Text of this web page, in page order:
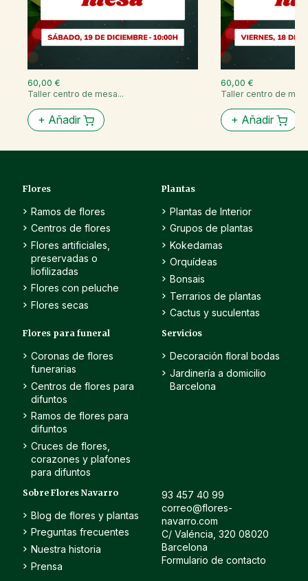
60,00 €
Taller centro de mesa...
+ Añadir
60,00 €
Taller centro de
+ Añadir
Flores
Ramos de flores
Centros de flores
Flores artificiales,
preservadas o
liofilizadas
Flores con peluche
Flores secas
Plantas
Plantas de Interior
Grupos de plantas
Kokedamas
Orquídeas
Bonsais
Terrarios de plantas
Cactus y suculentas
Flores para funeral
Coronas de flores
funerarias
Centros de flores para
difuntos
Ramos de flores para
difuntos
Cruces de flores,
corazones y plafones
para difuntos
Servicios
Decoración floral bodas
Jardinería a domicilio
Barcelona
Sobre Flores Navarro
Blog de flores y plantas
Preguntas frecuentes
Nuestra historia
Prensa
93 457 40 99
correo@flores-
navarro.com
C/ Valéncia, 320 08020
Barcelona
Formulario de contacto